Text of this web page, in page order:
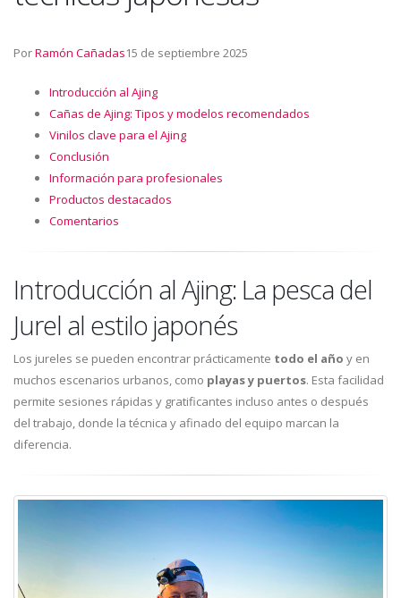
PorRamón Cañadas15 de septiembre 2025
Introducción al Ajing
Cañas de Ajing: Tipos y modelos recomendados
Vinilos clave para el Ajing
Conclusión
Información para profesionales
Productos destacados
Comentarios
Introducción al Ajing: La pesca del
Jurel al estilo japonés
Los jureles se pueden encontrar prácticamente todo el año y en
muchos escenarios urbanos, como playas y puertos. Esta facilidad
permite sesiones rápidas y gratificantes incluso antes o después
del trabajo, donde la técnica y afinado del equipo marcan la
diferencia.